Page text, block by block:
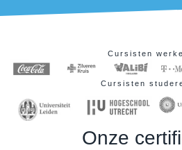
Cursisten
Cursisten
Onze